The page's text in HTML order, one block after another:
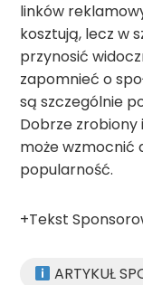
linków
kosztują, lecz w
przynosić
zapomnieć o
są szczególnie
Dobrze zrobiony
może wzmocnić
popularność.
+Tekst
ARTYKUŁ